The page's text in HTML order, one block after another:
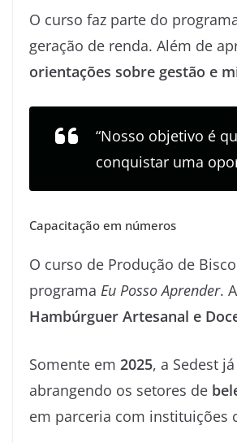
O curso faz parte do
geração de renda. Além de
orientações sobre gestão e
“Nosso objetivo é
conquistar uma
Capacitação em números
O curso de Produção de
programa Eu Posso Aprender.
Hambúrguer Artesanal e
Somente em 2025, a Sedest já
abrangendo os setores de
em parceria com instituições